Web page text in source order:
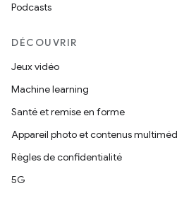
Podcasts
DÉCOUVRIR
Jeux vidéo
Machine learning
Santé et remise en forme
Appareil photo et contenus
Règles de confidentialité
5G